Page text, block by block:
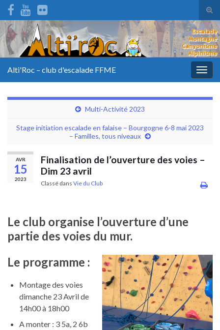
Alti'Roc – club d'escalade FFME
Multi-Activité 2023
Stage initiation escalade en falaise – Bourgogne 6-8 mai 2023
– Familles, tous niveaux
AVR
15
2023
Finalisation de l’ouverture des voies –
Dim 23 avril
Classé dans Vie du Club
Le club organise l’ouverture d’une
partie des voies du mur.
Le programme :
Montage des voies
dimanche 23 Avril de
14h00 à 18h00
A monter : 3 5a, 2 6b